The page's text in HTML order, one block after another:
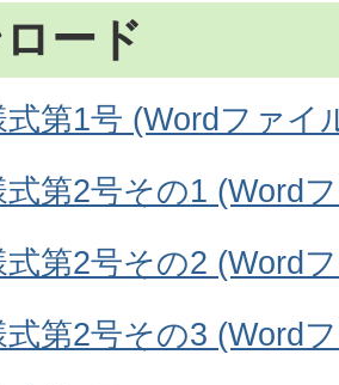
ード
式第1号 (Wordファイ
式第2号その1 (Word
式第2号その2 (Word
式第2号その3 (Word